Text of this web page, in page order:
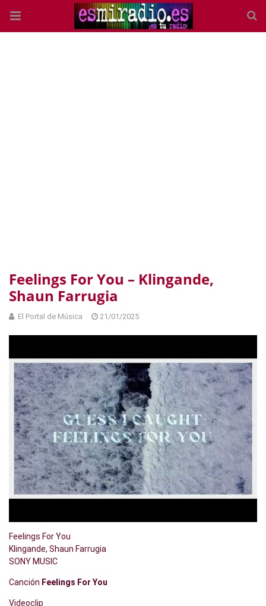
Feelings For You – Klingande,
Shaun Farrugia
El Portal de Música 21/01/2025
Feelings For You
Klingande, Shaun Farrugia
SONY MUSIC
Canción Feelings For You
Videoclip